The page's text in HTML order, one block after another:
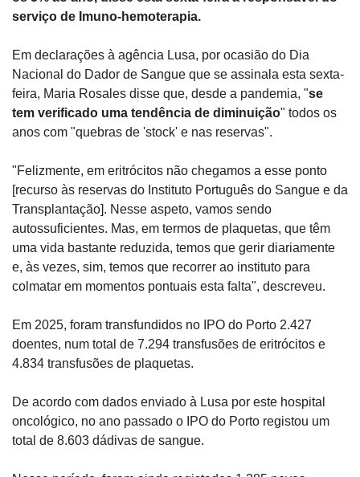
serviço de Imuno-hemoterapia.
Em declarações à agência Lusa, por ocasião do Dia
Nacional do Dador de Sangue que se assinala esta sexta-
feira, Maria Rosales disse que, desde a pandemia, "se
tem verificado uma tendência de diminuição" todos os
anos com "quebras de 'stock' e nas reservas".
"Felizmente, em eritrócitos não chegamos a esse ponto
[recurso às reservas do Instituto Português do Sangue e da
Transplantação]. Nesse aspeto, vamos sendo
autossuficientes. Mas, em termos de plaquetas, que têm
uma vida bastante reduzida, temos que gerir diariamente
e, às vezes, sim, temos que recorrer ao instituto para
colmatar em momentos pontuais esta falta", descreveu.
Em 2025, foram transfundidos no IPO do Porto 2.427
doentes, num total de 7.294 transfusões de eritrócitos e
4.834 transfusões de plaquetas.
De acordo com dados enviado à Lusa por este hospital
oncológico, no ano passado o IPO do Porto registou um
total de 8.603 dádivas de sangue.